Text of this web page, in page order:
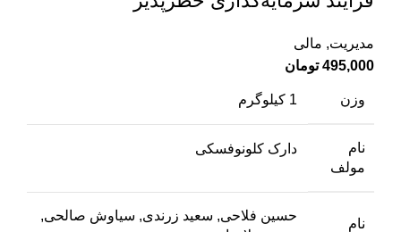
مدیریت, مالی
495,000 تومان
وزن 1 کیلوگرم
نام
مولف
دارک کلونوفسکی
نام
حسین فلاحی, سعید زرندی, سیاوش صالحی,